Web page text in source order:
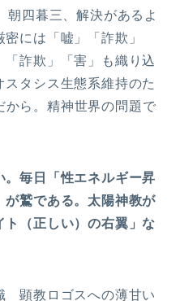
四暮三、解決があるよ
には「嘘」「詐欺」
「詐欺」「害」も織り込
タシス生態系維持のた
ら。精神世界の問題で
。毎日「性エネルギー昇
が鷲である。太陽神教が
（正しい）の右翼」な
顕教ロゴスへの薄甘い